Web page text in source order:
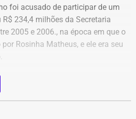
foi acusado de participar de um
234,4 milhões da Secretaria
2005 e 2006., na época em que o
Rosinha Matheus, e ele era seu
se definitiva.